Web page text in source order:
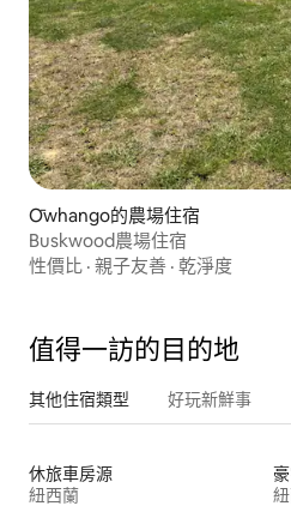
Ōwhango的農場住宿
Buskwood農場住宿
性價比 · 親子友善 · 乾淨度
值得一訪的目的地
其他住宿類型 好玩新鮮事
休旅車房源
紐西蘭